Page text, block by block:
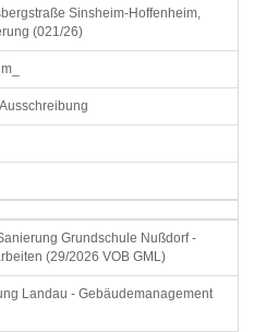
Sinsheim-Hoffenheim,
(021/26)
Grundschule Nußdorf -
(29/2026 VOB GML)
Landau - Gebäudemanagement